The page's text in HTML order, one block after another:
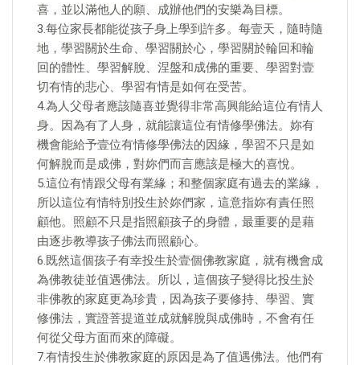
喜，並以滿他人的願、成辦他們的安樂為目標。
3.每位家長都能從孩子身上學到許多。每壹天，隨時隨
地，學習關於生命、學習關於心，學習關於輪回和輪
回的體性、學習解脫、涅盤和成佛的重要、學習對壹
切有情的悲心、學習有情是如何在受苦。
4.為人父母者應該隨喜並覺得非常高興能給這位有情人
身。因為有了人身，就能讓這位有情修學佛法。妳有
機會能給予壹位有情修學佛法的因緣，學習不只是如
何解脫而是成佛，對妳們而言應該是極大的喜悅。
5.這位有情跟父母有業緣；和整個家庭有過去的業緣，
所以這位有情特別投生於妳們家，這意指妳有責任照
顧他。照顧不只是指照顧孩子的身體，最重要的是藉
由逐步教導孩子佛法而照顧心。
6.既然這個孩子有幸投生於壹個佛教家庭，就有機會成
為佛教徒並值遇佛法。所以，這個孩子變得比投生於
非佛教的家庭更為珍貴，因為孩子要修持、學習、實
修佛法，實證菩提道並成就解脫與成佛時，不會有任
何從父母方面而來的障礙。
7.有情投生於佛教家庭的原因是為了值遇佛法。他們有